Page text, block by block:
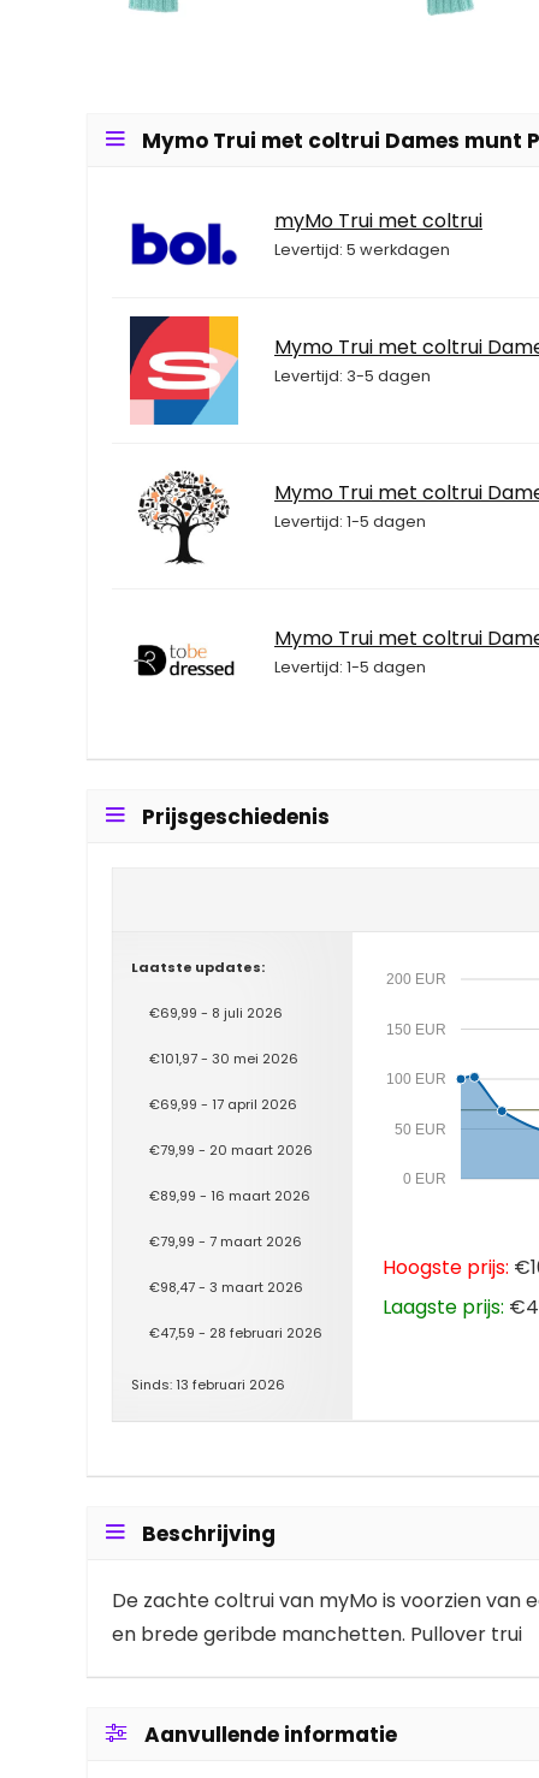
Mymo Trui met coltrui Dames munt
myMo Trui met coltrui
Levertijd: 5 werkdagen
Mymo Trui met coltrui
Levertijd: 3-5 dagen
Mymo Trui met coltrui
Levertijd: 1-5 dagen
Mymo Trui met coltrui
Levertijd: 1-5 dagen
Prijsgeschiedenis
Laatste updates:
€69,99 - 8 juli 2026
€101,97 - 30 mei 2026
€69,99 - 17 april 2026
€79,99 - 20 maart 2026
€89,99 - 16 maart 2026
€79,99 - 7 maart 2026
€98,47 - 3 maart 2026
€47,59 - 28 februari 2026
Sinds: 13 februari 2026
0 EUR
50 EUR
100 EUR
150 EUR
200 EUR
Hoogste prijs:
Laagste prijs:
Beschrijving
De zachte coltrui van myMo is voorzien
en brede geribde manchetten. Pullover trui
Aanvullende informatie